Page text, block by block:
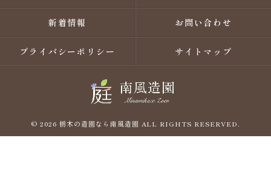
新着情報 お問い合わせ
プライバシーポリシー サイトマップ
© 2026 栃木の造園なら南風造園 ALL RIGHTS RESERVED.